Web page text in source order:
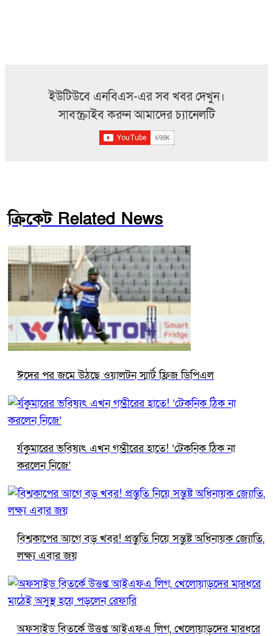
ইউটিউবে এনবিএস-এর সব খবর দেখুন।
সাবস্ক্রাইব করুন আমাদের চ্যানেলটি
ক্রিকেট Related News
ঈদের পর জমে উঠছে ওয়ালটন স্মার্ট ফ্রিজ ডিপিএল
র্যকুমারের ভবিষ্যৎ এখন গম্ভীরের হাতে! ‘টেকনিক ঠিক না
করলেন নিজে’
বিশ্বকাপের আগে বড় খবর! প্রস্তুতি নিয়ে সন্তুষ্ট অধিনায়ক জ্যোতি,
লক্ষ্য এবার জয়
অফসাইড বিতর্কে উত্তপ্ত আইএফএ লিগ, খেলোয়াড়দের মারধরে